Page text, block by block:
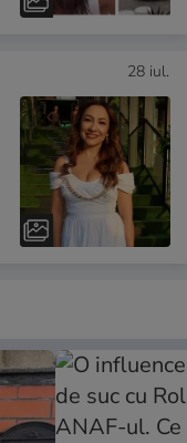
28 iul.